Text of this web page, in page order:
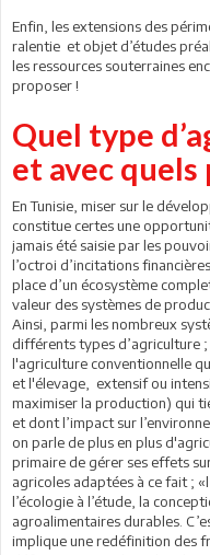
Enfin, les extensions des
ralentie et objet d’études
les ressources souterraines
proposer !
Quel type
et avec quels
En Tunisie, miser sur le
constitue certes une
jamais été saisie par les
l’octroi d’incitations
place d’un écosystème
valeur des systèmes de
Ainsi, parmi les nombreux
différents types d’agriculture ;
l'agriculture conventionnelle
et l'élevage, extensif ou
maximiser la production) qui
et dont l’impact sur
on parle de plus en plus
primaire de gérer ses effets
agricoles adaptées à ce fait ;
l’écologie à l’étude, la
agroalimentaires durables.
implique une redéfinition des